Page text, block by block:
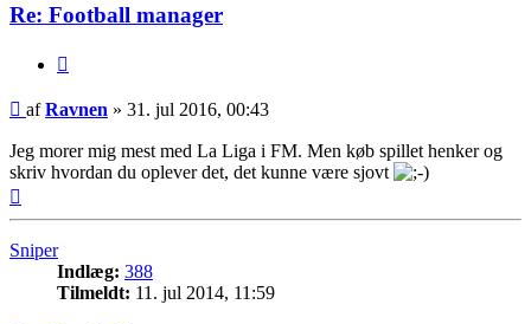
Re: Football manager
Indlæg
afRavnen » 31. jul 2016, 00:43
Jeg morer mig mest med La Liga i FM. Men køb spillet henker og
skriv hvordan du oplever det, det kunne være sjovt
Sniper
Indlæg: 388
Tilmeldt: 11. jul 2014, 11:59